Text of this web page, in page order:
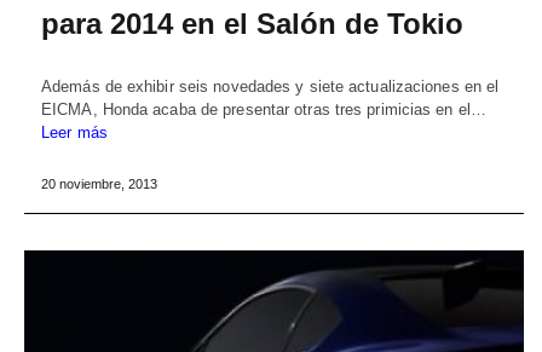
para 2014 en el Salón de Tokio
Además de exhibir seis novedades y siete actualizaciones en el
EICMA, Honda acaba de presentar otras tres primicias en el…
Leer más
20 noviembre, 2013